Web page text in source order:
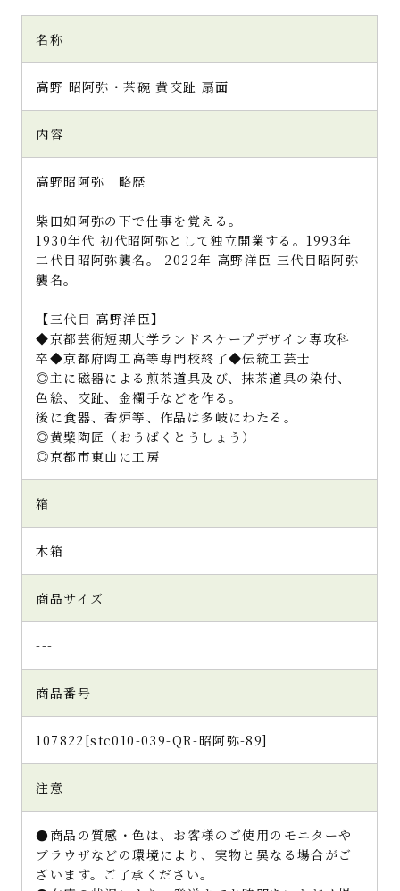
名称
高野 昭阿弥・茶碗 黄交趾 扇面
内容
高野昭阿弥 略歴
柴田如阿弥の下で仕事を覚える。
1930年代 初代昭阿弥として独立開業する。1993年
二代目昭阿弥襲名。 2022年 高野洋臣 三代目昭阿弥
襲名。
【三代目 高野洋臣】
◆京都芸術短期大学ランドスケープデザイン専攻科
卒◆京都府陶工高等専門校終了◆伝統工芸士
◎主に磁器による煎茶道具及び、抹茶道具の染付、
色絵、交趾、金襴手などを作る。
後に食器、香炉等、作品は多岐にわたる。
◎黄檗陶匠（おうばくとうしょう）
◎京都市東山に工房
箱
木箱
商品サイズ
---
商品番号
107822[stc010-039-QR-昭阿弥-89]
注意
●商品の質感・色は、お客様のご使用のモニターや
ブラウザなどの環境により、実物と異なる場合がご
ざいます。ご了承ください。